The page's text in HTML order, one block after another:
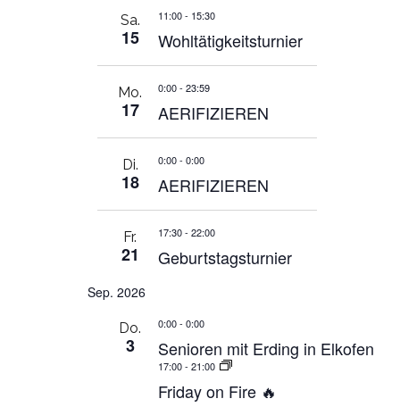
Sa.
15
11:00- 15:30
Wohltätigkeitsturnier
Mo.
17
0:00- 23:59
AERIFIZIEREN
Di.
18
0:00- 0:00
AERIFIZIEREN
Fr.
21
17:30- 22:00
Geburtstagsturnier
Sep. 2026
Do.
3
0:00- 0:00
Senioren mit Erding in Elkofen
17:00- 21:00
Friday on Fire 🔥